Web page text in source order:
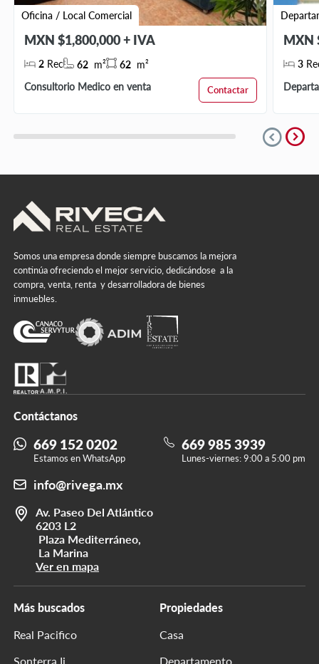
Oficina / Local Comercial
MXN $1,800,000 + IVA
2 Rec 62 m² 62 m²
Consultorio Medico en venta
Contactar
MXN
3
expand_circle_downexpand_circle_right
Somos una empresa donde siempre buscamos la mejora
continúa ofreciendo el mejor servicio, dedicándose a la
compra, venta, renta y desarrolladora de bienes
inmuebles.
Más buscados
Real Pacifico
Sonterra Ii
Propiedades
Casa
Departamento
Contáctanos
669 152 0202
Estamos en WhatsApp
669 985 3939
Lunes-viernes: 9:00 a 5:00 pm
info@rivega.mx
Av. Paseo Del Atlántico
6203 L2
Plaza Mediterráneo,
La Marina
Ver en mapa